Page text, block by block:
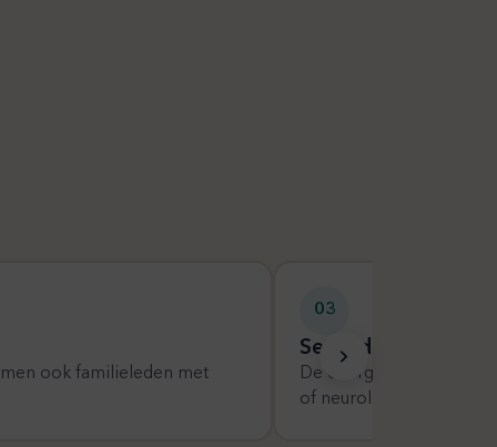
ook familieleden met
03
Secundaire
De overgang,
of neurologische